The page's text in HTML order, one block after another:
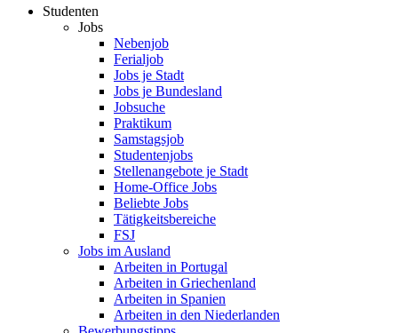
Studenten
Jobs
Nebenjob
Ferialjob
Jobs je Stadt
Jobs je Bundesland
Jobsuche
Praktikum
Samstagsjob
Studentenjobs
Stellenangebote je Stadt
Home-Office Jobs
Beliebte Jobs
Tätigkeitsbereiche
FSJ
Jobs im Ausland
Arbeiten in Portugal
Arbeiten in Griechenland
Arbeiten in Spanien
Arbeiten in den Niederlanden